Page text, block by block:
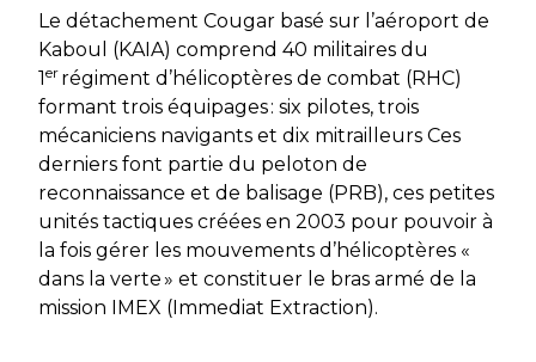
Le détachement Cougar basé sur l’aéroport de
Kaboul (KAIA) comprend 40 militaires du
1er régiment d’hélicoptères de combat (RHC)
formant trois équipages : six pilotes, trois
mécaniciens navigants et dix mitrailleurs Ces
derniers font partie du peloton de
reconnaissance et de balisage (PRB), ces petites
unités tactiques créées en 2003 pour pouvoir à
la fois gérer les mouvements d’hélicoptères «
dans la verte » et constituer le bras armé de la
mission IMEX (Immediat Extraction).